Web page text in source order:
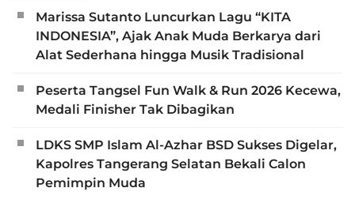
Marissa Sutanto Luncurkan Lagu “KITA
INDONESIA”, Ajak Anak Muda Berkarya dari
Alat Sederhana hingga Musik Tradisional
Peserta Tangsel Fun Walk & Run 2026 Kecewa,
Medali Finisher Tak Dibagikan
LDKS SMP Islam Al-Azhar BSD Sukses Digelar,
Kapolres Tangerang Selatan Bekali Calon
Pemimpin Muda